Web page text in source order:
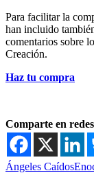
Para facilitar la
han incluido
comentarios sobre
Creación.
Haz tu compra
Comparte en redes
Ángeles Caídos